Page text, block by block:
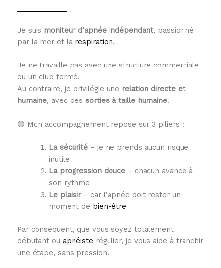
Je suis moniteur d’apnée indépendant, passionné
par la mer et la respiration.
Je ne travaille pas avec une structure commerciale
ou un club fermé.
Au contraire, je privilégie une relation directe et
humaine, avec des sorties à taille humaine.
🟢 Mon accompagnement repose sur 3 piliers :
La sécurité– je ne prends aucun risque
inutile
La progression douce– chacun avance à
son rythme
Le plaisir– car l’apnée doit rester un
moment de bien-être
Par conséquent, que vous soyez totalement
débutant ou apnéiste régulier, je vous aide à franchir
une étape, sans pression.